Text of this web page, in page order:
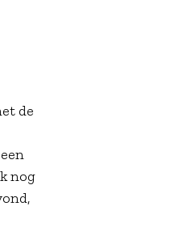
de
nog